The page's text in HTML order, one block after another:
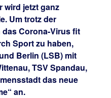
wird jetzt ganz
Um trotz der
Corona-Virus fit
Sport zu haben,
Berlin (LSB) mit
TSV Spandau,
das neue
an.